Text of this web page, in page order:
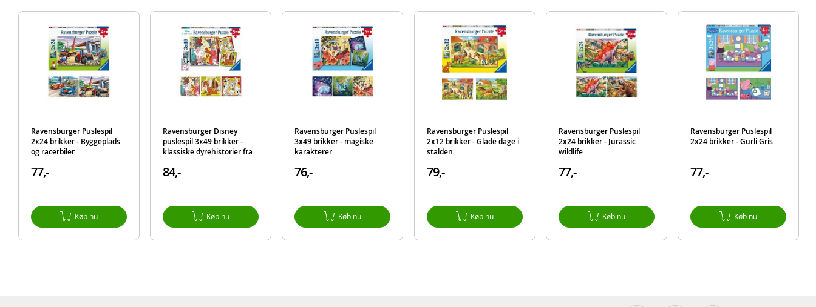
Aktuelt Mest solgte
Ravensburger Puslespil
2x24 brikker - Byggeplads
og racerbiler
77,-
Køb nu
Ravensburger Disney
puslespil 3x49 brikker -
klassiske dyrehistorier fra
84,-
Køb nu
Ravensburger Puslespil
3x49 brikker - magiske
karakterer
76,-
Køb nu
Ravensburger Puslespil
2x12 brikker - Glade dage i
stalden
79,-
Køb nu
Ravensburger Puslespil
2x24 brikker - Jurassic
wildlife
77,-
Køb nu
Ravensburger Puslespil
2x24 brikker - Gurli Gris
77,-
Køb nu